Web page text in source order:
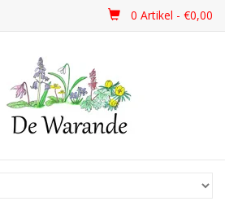
0 Artikel - €0,00